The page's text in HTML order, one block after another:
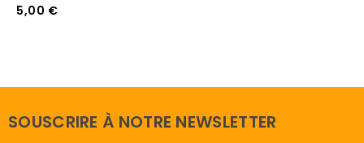
5,00 €
SOUSCRIRE À NOTRE NEWSLETTER